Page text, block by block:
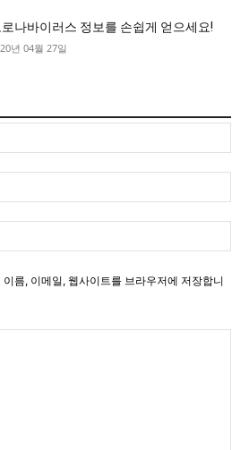
로나바이러스 정보를 손쉽게 얻으세요!
년 04월 27일
름
메
일
사
름, 이메일, 웹사이트를 브라우저에 저장합니